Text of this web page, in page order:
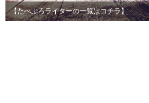
【たべぷろライターの一覧はコチラ】